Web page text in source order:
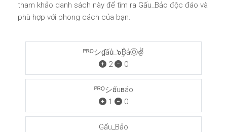
tham khảo danh sách này để tìm ra Gấu_Bảo độc đáo và
phù hợp với phong cách của bạn.
ᴾᴿᴼシɠấu̾_๖ۣۜBảⓄ✌
2
0
ᴾᴿᴼシԍấuʙáo
1
0
Gấu_Bảo